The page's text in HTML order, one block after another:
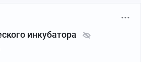
инкубатора